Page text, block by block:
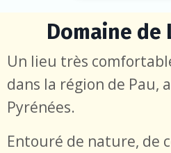
Domaine de
Un lieu très
dans la région de Pau,
Pyrénées.
Entouré de nature, de